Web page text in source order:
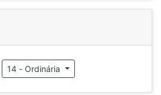
14 - Ordinária